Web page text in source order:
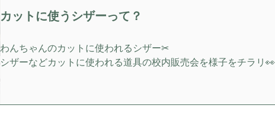
カットに使うシザーって？
わんちゃんのカットに使われるシザー✂
シザーなどカットに使われる道具の校内販売会を様子をチラリ👀